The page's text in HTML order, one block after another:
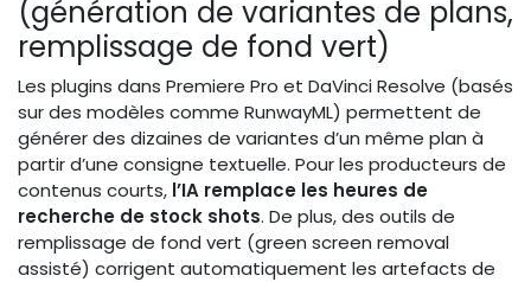
(génération de variantes de plans,
remplissage de fond vert)
Les plugins dans Premiere Pro et DaVinci Resolve (basés
sur des modèles comme RunwayML) permettent de
générer des dizaines de variantes d’un même plan à
partir d’une consigne textuelle. Pour les producteurs de
contenus courts, l’IA remplace les heures de
recherche de stock shots. De plus, des outils de
remplissage de fond vert (green screen removal
assisté) corrigent automatiquement les artefacts de